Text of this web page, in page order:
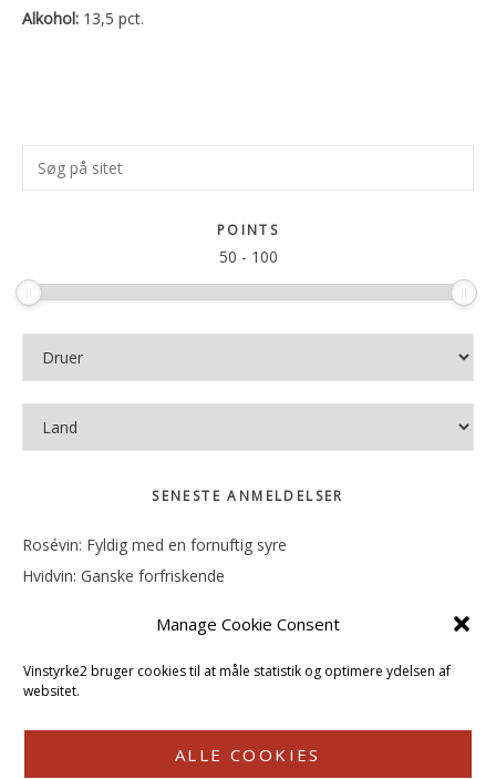
Manage Cookie Consent
Vinstyrke2 bruger cookies til at måle statistik og optimere ydelsen af
websitet.
ALLE COOKIES
Alkohol: 13,5 pct.
Primær
Sidebar
Søg
på
POINTS
50 - 100
SENESTE ANMELDELSER
Rosévin: Fyldig med en fornuftig syre
Hvidvin: Ganske forfriskende
Hvidvin: Smørfedme og tropisk sødme
Rosévin: Blød, rund og sødladen